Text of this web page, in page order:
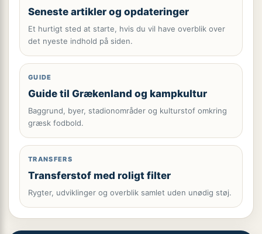
Seneste artikler og opdateringer
Et hurtigt sted at starte, hvis du vil have overblik over
det nyeste indhold på siden.
GUIDE
Guide til Grækenland og kampkultur
Baggrund, byer, stadionområder og kulturstof omkring
græsk fodbold.
TRANSFERS
Transferstof med roligt filter
Rygter, udviklinger og overblik samlet uden unødig støj.